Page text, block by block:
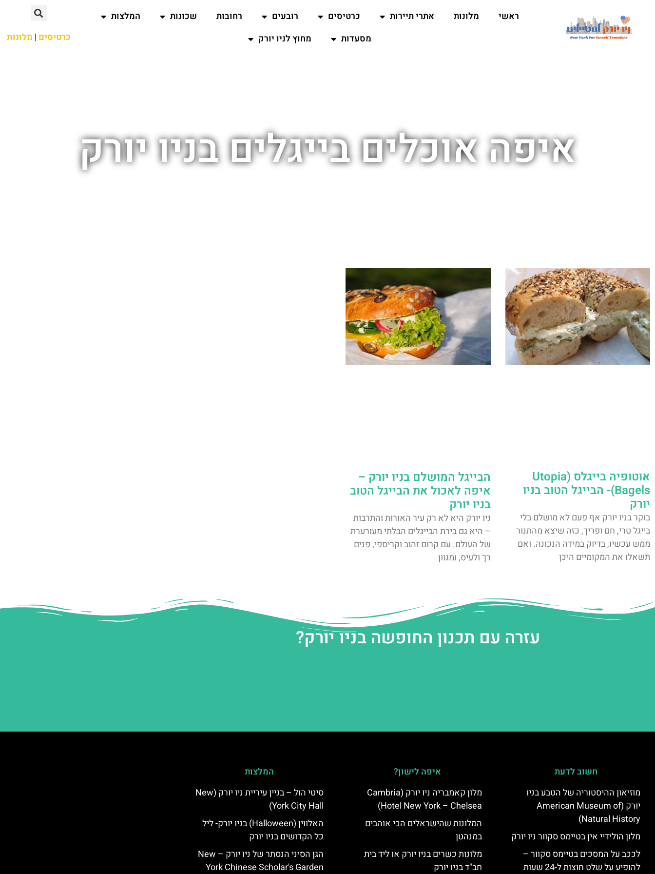
ראשי מלונות אתרי תיירות כרטיסים רובעים רחובות שכונות
המלצות
מסעדות
מחוץ לניו יורק כרטיסים | מלונות
איפה אוכלים בייגלים בניו יורק
אוטופיה בייגלס (Utopia
Bagels)- הבייגל הטוב בניו
יורק
בוקר בניו יורק אף פעם לא מושלם בלי
בייגל טרי, חם ופריך, כזה שיצא מהתנור
ממש עכשיו, בדיוק במידה הנכונה. ואם
תשאלו את המקומיים היכן
הבייגל המושלם בניו יורק –
איפה לאכול את הבייגל הטוב
בניו יורק
ניו יורק היא לא רק עיר האורות והתרבות
– היא גם בירת הבייגלים הבלתי מעורערת
של העולם. עם קרום זהוב וקריספי, פנים
רך ולעיס, ומגוון
עזרה עם תכנון החופשה בניו יורק?
חשוב לדעת
מוזיאון ההיסטוריה של הטבע בניו
יורק (American Museum of
Natural History)
מלון הולידיי אין בטיימס סקוור ניו יורק
לככב על המסכים בטיימס סקוור –
להופיע על שלט חוצות ל-24 שעות
איפה לישון?
מלון קאמבריה ניו יורק (Cambria
Hotel New York – Chelsea)
המלונות שהישראלים הכי אוהבים
במנהטן
מלונות כשרים בניו יורק או ליד בית
חב"ד בניו יורק
המלצות
סיטי הול – בניין עיריית ניו יורק (New
York City Hall)
האלווין (Halloween) בניו יורק- ליל
כל הקדושים בניו יורק
הגן הסיני הנסתר של ניו יורק – New
York Chinese Scholar's Garden